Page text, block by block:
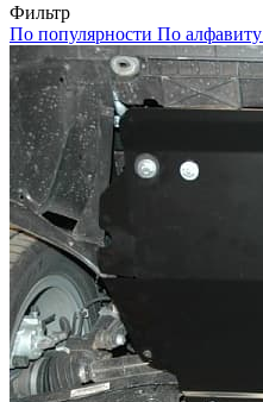
Фильтр
По популярности По алфавиту